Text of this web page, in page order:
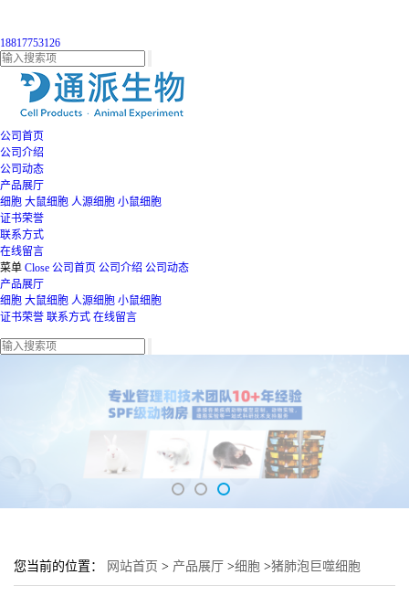
18817753126
公司首页
公司介绍
公司动态
产品展厅
细胞 大鼠细胞 人源细胞 小鼠细胞
证书荣誉
联系方式
在线留言
菜单 Close 公司首页 公司介绍 公司动态
产品展厅
细胞 大鼠细胞 人源细胞 小鼠细胞
证书荣誉 联系方式 在线留言
您当前的位置： 网站首页 > 产品展厅 >细胞 >猪肺泡巨噬细胞